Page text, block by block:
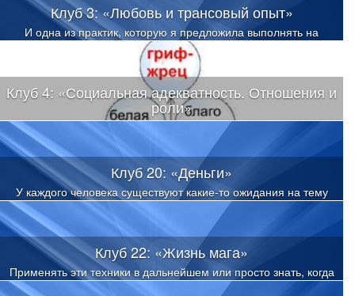
Клуб 3: «Любовь и трансовый опыт»
И одна из практик, которую я предложила выполнять на
прошлом клубе, это тренироваться воспринимать мир с двух
позиций восприятия: я играющий и я наблюдающий. По сути,
практика двойного восприятия.
Клуб 4: «Социальная адекватность. Отношения и
роли»
Все эти простые вещи знать надо, и натренировать
практически изменение восприятия имеет смысл (положение
точки сборки). Зачем?
Клуб 20: «Деньги»
У каждого человека существуют какие-то ожидания на тему
«Деньги». Ожидания бывают разные
Клуб 22: «Жизнь мага»
Применять эти техники в дальнейшем или просто знать, когда
их откатывают на тебе – выбор каждого слушателя